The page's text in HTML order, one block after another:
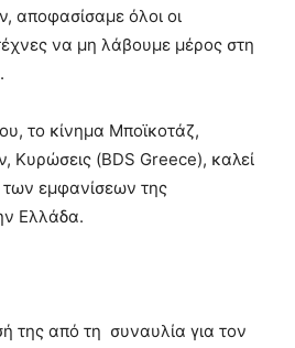
αποφασίσαμε όλοι οι
να μη λάβουμε μέρος στη
το κίνημα Μποϊκοτάζ,
Κυρώσεις (BDS Greece), καλεί
των εμφανίσεων της
Ελλάδα.
της από τη συναυλία για τον